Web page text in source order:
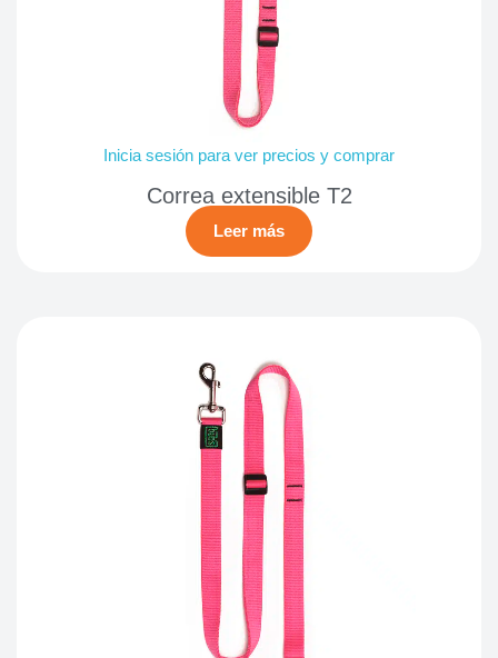
Inicia sesión para ver precios y comprar
Correa extensible T2
Leer más